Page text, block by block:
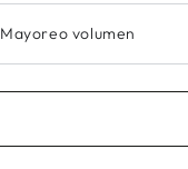
Mayoreo volumen